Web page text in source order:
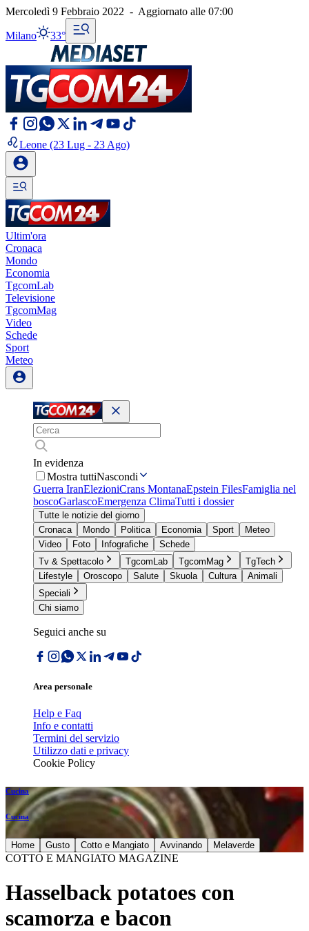
Mercoledì 9 Febbraio 2022 - Aggiornato alle 07:00
Milano 33°
Leone (23 Lug - 23 Ago)
Ultim'ora
Cronaca
Mondo
Economia
TgcomLab
Televisione
TgcomMag
Video
Schede
Sport
Meteo
In evidenza
Mostra tuttiNascondi
Guerra IranElezioniCrans MontanaEpstein FilesFamiglia nel
boscoGarlascoEmergenza ClimaTutti i dossier
Tutte le notizie del giorno
Cronaca
Mondo Politica Economia Sport
Meteo
Video
Foto Infografiche
Schede
Tv & Spettacolo
TgcomLab TgcomMag
TgTech
Lifestyle
Oroscopo Salute Skuola Cultura
Animali
Speciali
Chi siamo
Seguici anche su
Area personale
Help e Faq
Info e contatti
Termini del servizio
Utilizzo dati e privacy
Cookie Policy
Cucina
Cucina
Home Gusto Cotto e Mangiato Avvinando Melaverde
COTTO E MANGIATO MAGAZINE
Hasselback potatoes con
scamorza e bacon